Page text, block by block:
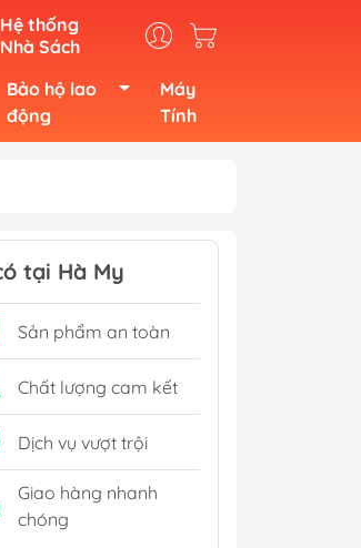
Hệ thống
Nhà Sách
Bảo hộ lao
động
Máy
Tính
tại Hà My
Sản phẩm an toàn
Chất lượng cam kết
Dịch vụ vượt trội
Giao hàng nhanh
chóng